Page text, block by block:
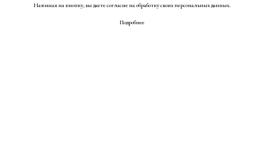
Нажимая на кнопку, вы даете согласие на обработку своих персональных данных.
Подробнее